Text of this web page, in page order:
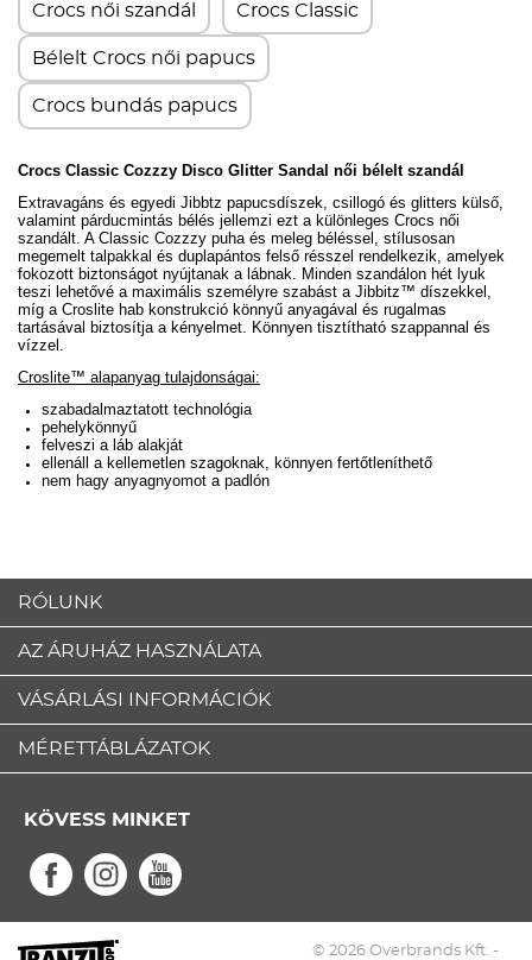
Crocs női szandál Crocs Classic
Bélelt Crocs női papucs
Crocs bundás papucs
Crocs Classic Cozzzy Disco Glitter Sandal női bélelt szandál
Extravagáns és egyedi Jibbtz papucsdíszek, csillogó és glitters külső,
valamint párducmintás bélés jellemzi ezt a különleges Crocs női
szandált. A Classic Cozzzy puha és meleg béléssel, stílusosan
megemelt talpakkal és duplapántos felső résszel rendelkezik, amelyek
fokozott biztonságot nyújtanak a lábnak. Minden szandálon hét lyuk
teszi lehetővé a maximális személyre szabást a Jibbitz™ díszekkel,
míg a Croslite hab konstrukció könnyű anyagával és rugalmas
tartásával biztosítja a kényelmet. Könnyen tisztítható szappannal és
vízzel.
Croslite™ alapanyag tulajdonságai:
szabadalmaztatott technológia
pehelykönnyű
felveszi a láb alakját
ellenáll a kellemetlen szagoknak, könnyen fertőtleníthető
nem hagy anyagnyomot a padlón
RÓLUNK
AZ ÁRUHÁZ HASZNÁLATA
VÁSÁRLÁSI INFORMÁCIÓK
MÉRETTÁBLÁZATOK
KÖVESS MINKET
© 2026 Overbrands Kft. -